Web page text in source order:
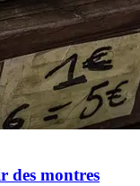
des montres